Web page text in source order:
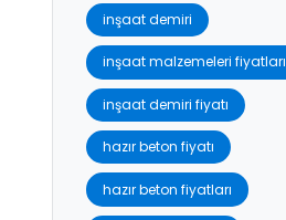
inşaat demiri
inşaat malzemeleri fiyatları
inşaat demiri fiyatı
hazır beton fiyatı
hazır beton fiyatları